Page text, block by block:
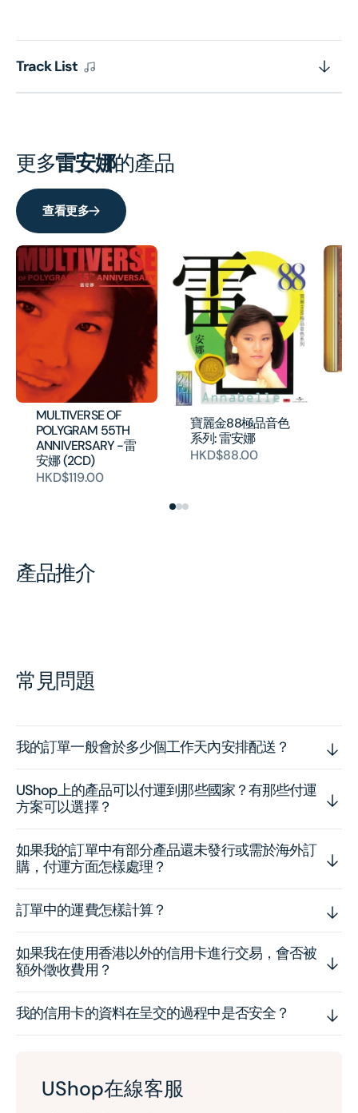
(環
球
(環
球
Track List
更多雷安娜的產品
查看更多
MULTIVERSE OF
POLYGRAM 55TH
ANNIVERSARY -雷
安娜 (2CD)
HKD$119.00
寶麗金88極品音色
系列: 雷安娜
HKD$88.00
產品推介
常見問題
我的訂單一般會於多少個工作天內安排配送？
UShop上的產品可以付運到那些國家？有那些付運
方案可以選擇？
如果我的訂單中有部分產品還未發行或需於海外訂
購，付運方面怎樣處理？
訂單中的運費怎樣計算？
如果我在使用香港以外的信用卡進行交易，會否被
額外徵收費用？
我的信用卡的資料在呈交的過程中是否安全？
UShop在線客服